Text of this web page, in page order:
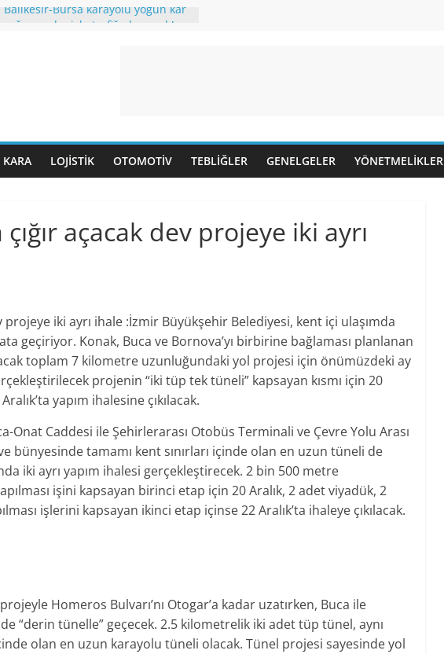
Balıkesir-Bursa karayolu yoğun kar
Koronavirüs ile Mücadelede Yeni
Dönem Normaleşme süreci
kriterleri açıklandı.
KARA LOJISTIK OTOMOTIV TEBLIĞLER GENELGELER YÖNETMELIKLER
açacak dev projeye iki ayrı
projeye iki ayrı ihale :İzmir Büyükşehir Belediyesi, kent içi ulaşımda
geçiriyor. Konak, Buca ve Bornova’yı birbirine bağlaması planlanan
toplam 7 kilometre uzunluğundaki yol projesi için önümüzdeki ay
projenin “iki tüp tek tüneli” kapsayan kısmı için 20
yapım ihalesine çıkılacak.
Onat Caddesi ile Şehirlerarası Otobüs Terminali ve Çevre Yolu Arası
bünyesinde tamamı kent sınırları içinde olan en uzun tüneli de
iki ayrı yapım ihalesi gerçekleştirecek. 2 bin 500 metre
işini kapsayan birinci etap için 20 Aralık, 2 adet viyadük, 2
işlerini kapsayan ikinci etap içinse 22 Aralık’ta ihaleye çıkılacak.
Homeros Bulvarı’nı Otogar’a kadar uzatırken, Buca ile
“derin tünelle” geçecek. 2.5 kilometrelik iki adet tüp tünel, aynı
olan en uzun karayolu tüneli olacak. Tünel projesi sayesinde yol